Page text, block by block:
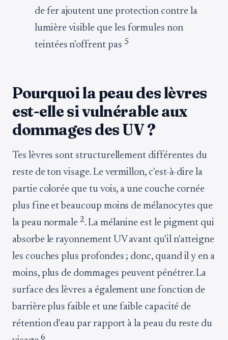
de fer ajoutent une protection contre la
lumière visible que les formules non
teintées n'offrent pas 5
Pourquoi la peau des lèvres
est-elle si vulnérable aux
dommages des UV ?
Tes lèvres sont structurellement différentes du
reste de ton visage. Le vermillon, c'est-à-dire la
partie colorée que tu vois, a une couche cornée
plus fine et beaucoup moins de mélanocytes que
la peau normale2. La mélanine est le pigment qui
absorbe le rayonnement UV avant qu'il n'atteigne
les couches plus profondes ; donc, quand il y en a
moins, plus de dommages peuvent pénétrer. La
surface des lèvres a également une fonction de
barrière plus faible et une faible capacité de
rétention d'eau par rapport à la peau du reste du
6